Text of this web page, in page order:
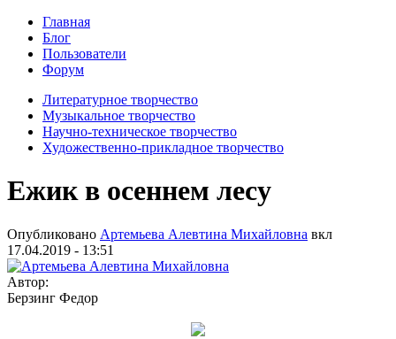
Главная
Блог
Пользователи
Форум
Литературное творчество
Музыкальное творчество
Научно-техническое творчество
Художественно-прикладное творчество
Ежик в осеннем лесу
Опубликовано Артемьева Алевтина Михайловна вкл
17.04.2019 - 13:51
Автор:
Берзинг Федор